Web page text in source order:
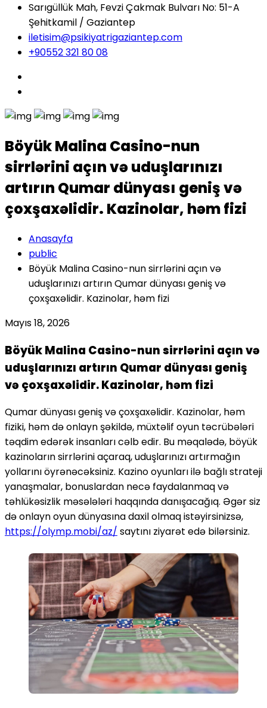
Sarıgüllük Mah, Fevzi Çakmak Bulvarı No: 51-A
Şehitkamil / Gaziantep
iletisim@psikiyatrigaziantep.com
+90552 321 80 08
Böyük Malina Casino-nun
sirrlərini açın və uduşlarınızı
artırın Qumar dünyası geniş və
çoxşaxəlidir. Kazinolar, həm fizi
Anasayfa
public
Böyük Malina Casino-nun sirrlərini açın və
uduşlarınızı artırın Qumar dünyası geniş və
çoxşaxəlidir. Kazinolar, həm fizi
Mayıs 18, 2026
Böyük Malina Casino-nun sirrlərini açın və
uduşlarınızı artırın Qumar dünyası geniş
və çoxşaxəlidir. Kazinolar, həm fizi
Qumar dünyası geniş və çoxşaxəlidir. Kazinolar, həm
fiziki, həm də onlayn şəkildə, müxtəlif oyun təcrübələri
təqdim edərək insanları cəlb edir. Bu məqalədə, böyük
kazinoların sirrlərini açaraq, uduşlarınızı artırmağın
yollarını öyrənəcəksiniz. Kazino oyunları ilə bağlı strateji
yanaşmalar, bonuslardan necə faydalanmaq və
təhlükəsizlik məsələləri haqqında danışacağıq. Əgər siz
də onlayn oyun dünyasına daxil olmaq istəyirsinizsə,
https://olymp.mobi/az/ saytını ziyarət edə bilərsiniz.